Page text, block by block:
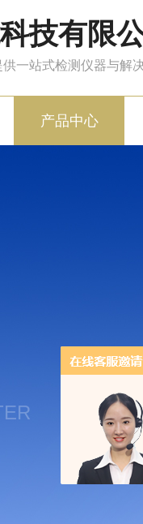
技有限
一站式检测仪器与解
产品中心